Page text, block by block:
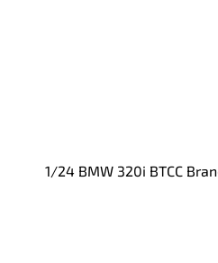
1/24 BMW 320i BTCC